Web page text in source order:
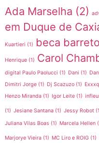
Ada Marselha (2)
em Duque de
Kuartieri (1) beca barreto
Henrique (1) Carol
digital Paulo Paolucci (1) Dani (1)
Dimitri Jorge (1) Dj Scazuzo (1)
Henzo Miranda (1) Igor Leite (1)
(1) Jesiane Santana (1) Jessy Robot
Juliana Vilas Boas (1) Marcela Hellen
Marjorye Vieira (1) MC Liro e ROIG (1)